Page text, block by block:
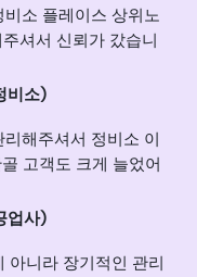
소 플레이스 상위노
셔서 신뢰가 갔습니
비소)
해주셔서 정비소 이
고객도 크게 늘었어
업사)
아니라 장기적인 관리